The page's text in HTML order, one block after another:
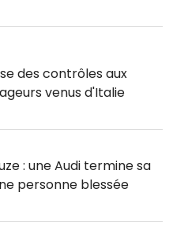
des contrôles aux
venus d'Italie
: une Audi termine sa
personne blessée